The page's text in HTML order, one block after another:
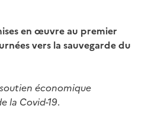
en œuvre au premier
vers la sauvegarde du
économique
la Covid-19.